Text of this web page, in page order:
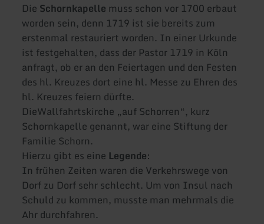
Die Schornkapelle muss schon vor 1700 erbaut
worden sein, denn 1719 ist sie bereits zum
erstenmal restauriert worden. In einer Urkunde
ist festgehalten, dass der Pastor 1719 in Köln
anfragt, ob er an den Feiertagen und den Festen
des hl. Kreuzes dort eine hl. Messe zu Ehren des
hl. Kreuzes feiern dürfte.
DieWallfahrtskirche „auf Schorren“, kurz
Schornkapelle genannt, war eine Stiftung der
Familie Schorn.
Hierzu gibt es eine Legende:
In frühen Zeiten waren die Verkehrswege von
Dorf zu Dorf sehr schlecht. Um von Insul nach
Schuld zu kommen, musste man mehrmals die
Ahr durchfahren.